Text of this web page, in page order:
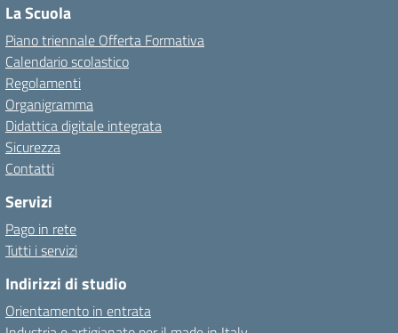
La Scuola
Piano triennale Offerta Formativa
Calendario scolastico
Regolamenti
Organigramma
Didattica digitale integrata
Sicurezza
Contatti
Servizi
Pago in rete
Tutti i servizi
Indirizzi di studio
Orientamento in entrata